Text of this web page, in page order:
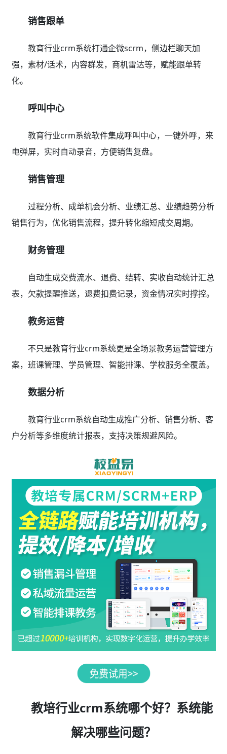
销售跟单
教育行业crm系统打通企微scrm，侧边栏聊天加
强，素材/话术，内容群发，商机雷达等，赋能跟单转
化。
呼叫中心
教育行业crm系统软件集成呼叫中心，一键外呼，来
电弹屏，实时自动录音，方便销售复盘。
销售管理
过程分析、成单机会分析、业绩汇总、业绩趋势分析
销售行为，优化销售流程，提升转化缩短成交周期。
财务管理
自动生成交费流水、退费、结转、实收自动统计汇总
表，欠款提醒推送，退费扣费记录，资金情况实时撑控。
教务运营
不只是教育行业crm系统更是全场景教务运营管理方
案，班课管理、学员管理、智能排课、学校服务全覆盖。
数据分析
教育行业crm系统自动生成推广分析、销售分析、客
户分析等多维度统计报表，支持决策规避风险。
教培行业crm系统哪个好？系统能
解决哪些问题？